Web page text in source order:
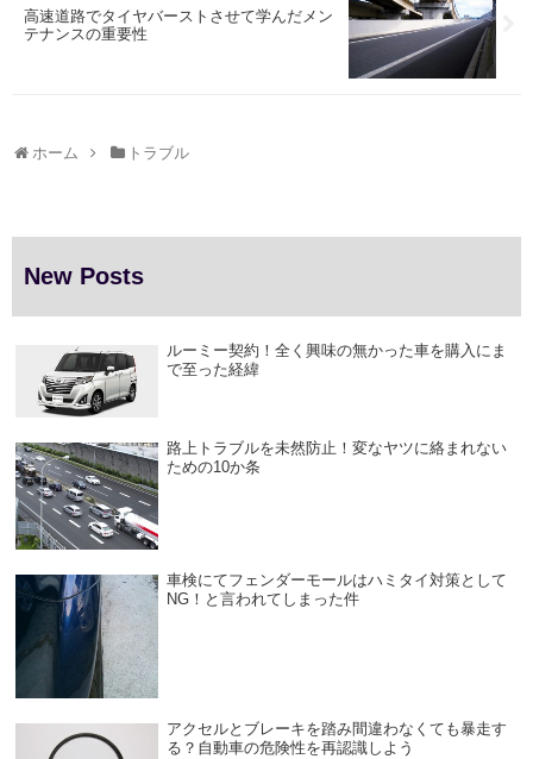
高速道路でタイヤバーストさせて学んだメン
テナンスの重要性
ホーム トラブル
New Posts
ルーミー契約！全く興味の無かった車を購入にま
で至った経緯
路上トラブルを未然防止！変なヤツに絡まれない
ための10か条
車検にてフェンダーモールはハミタイ対策として
NG！と言われてしまった件
アクセルとブレーキを踏み間違わなくても暴走す
る？自動車の危険性を再認識しよう